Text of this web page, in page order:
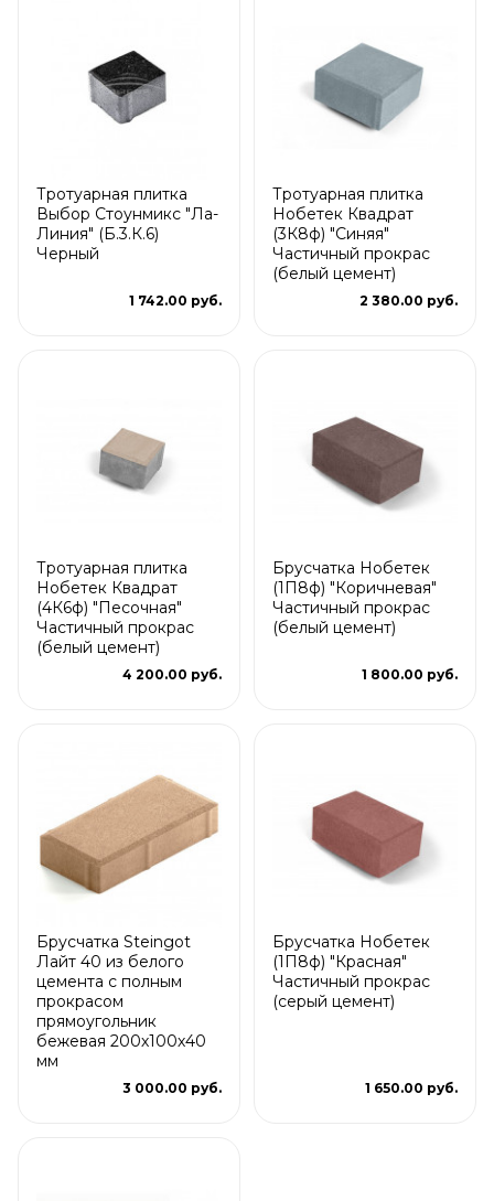
Тротуарная плитка
Выбор Стоунмикс "Ла-
Линия" (Б.3.К.6)
Черный
1 742.00 руб.
Тротуарная плитка
Нобетек Квадрат
(3К8ф) "Синяя"
Частичный прокрас
(белый цемент)
2 380.00 руб.
Тротуарная плитка
Нобетек Квадрат
(4К6ф) "Песочная"
Частичный прокрас
(белый цемент)
4 200.00 руб.
Брусчатка Нобетек
(1П8ф) "Коричневая"
Частичный прокрас
(белый цемент)
1 800.00 руб.
Брусчатка Steingot
Лайт 40 из белого
цемента с полным
прокрасом
прямоугольник
бежевая 200х100х40
мм
3 000.00 руб.
Брусчатка Нобетек
(1П8ф) "Красная"
Частичный прокрас
(серый цемент)
1 650.00 руб.